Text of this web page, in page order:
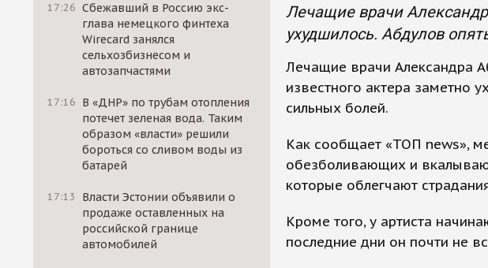
17:26 Сбежавший в Россию экс-
глава немецкого финтеха
Wirecard занялся
сельхозбизнесом и
автозапчастями
17:16 В «ДНР» по трубам отопления
потечет зеленая вода. Таким
образом «власти» решили
бороться со сливом воды из
батарей
17:13
Власти Эстонии объявили о
продаже оставленных на
российской границе
автомобилей
Лечащие врачи
ухудшилось. Абдулов
Лечащие врачи Александра
известного актера заметно
сильных болей.
Как сообщает «ТОП news»,
обезболивающих и
которые облегчают
Кроме того, у артиста
последние дни он почти не